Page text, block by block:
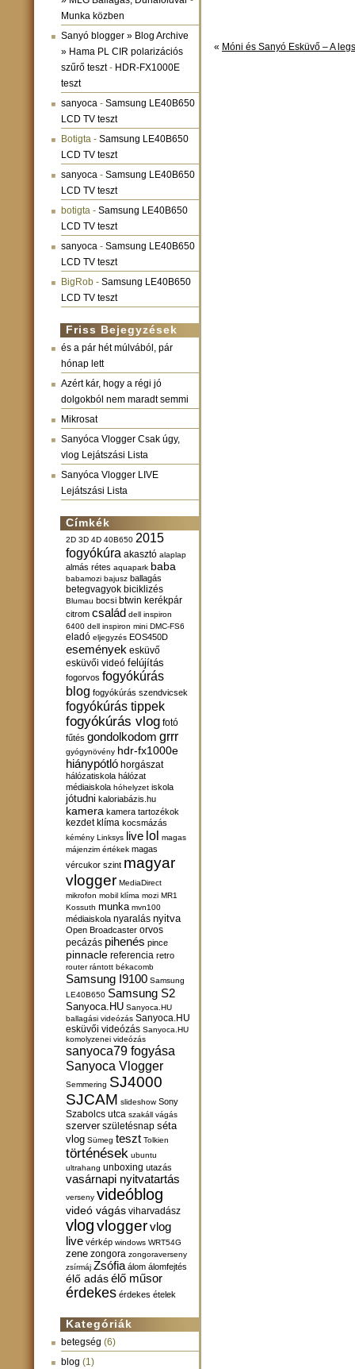
Munka közben
Sanyó blogger » Blog Archive
» Hama PL CIR polarizációs
szűrő teszt- HDR-FX1000E
teszt
sanyoca - Samsung LE40B650
LCD TV teszt
Botigta - Samsung LE40B650
LCD TV teszt
sanyoca - Samsung LE40B650
LCD TV teszt
botigta - Samsung LE40B650
LCD TV teszt
sanyoca - Samsung LE40B650
LCD TV teszt
BigRob - Samsung LE40B650
LCD TV teszt
Friss Bejegyzések
és a pár hét múlvából, pár
hónap lett
Azért kár, hogy a régi jó
dolgokból nem maradt semmi
Mikrosat
Sanyóca Vlogger Csak úgy,
vlog Lejátszási Lista
Sanyóca Vlogger LIVE
Lejátszási Lista
Címkék
2D 3D 4D 40B650 2015
fogyókúra akasztó alaplap
almás rétes aquapark baba
babamozi bajusz ballagás
betegvagyok biciklizés
Blumau bocsi btwin kerékpár
citrom család dell inspiron
6400 dell inspiron mini DMC-FS6
eladó eljegyzés EOS450D
események esküvő
esküvői videó felújítás
fogorvos fogyókúrás
blog fogyókúrás szendvicsek
fogyókúrás tippek
fogyókúrás vlog fotó
fűtés gondolkodom grrr
gyógynövény hdr-fx1000e
hiánypótló horgászat
hálózatiskola hálózat
médiaiskola hóhelyzet iskola
jótudni kaloriabázis.hu
kamera kamera tartozékok
kezdet klíma kocsmázás
kémény Linksys live lol magas
májenzim értékek magas
vércukor szint magyar
vlogger MediaDirect
mikrofon mobil klíma mozi MR1
Kossuth munka mvn100
médiaiskola nyaralás nyitva
Open Broadcaster orvos
pecázás pihenés pince
pinnacle referencia retro
router rántott békacomb
Samsung I9100 Samsung
LE40B650 Samsung S2
Sanyoca.HU Sanyoca.HU
ballagási videózás Sanyoca.HU
esküvői videózás Sanyoca.HU
komolyzenei videózás
sanyoca79 fogyása
Sanyoca Vlogger
Semmering SJ4000
SJCAM slideshow Sony
Szabolcs utca szakáll vágás
szerver születésnap séta
vlog Sümeg teszt Tolkien
történések ubuntu
ultrahang unboxing utazás
vasárnapi nyitvatartás
verseny videóblog
videó vágás viharvadász
vlogvloggervlog
live vérkép windows WRT54G
zene zongora zongoraverseny
zsírmáj Zsófia álom álomfejtés
élő adás élő műsor
érdekes érdekes ételek
Kategóriák
betegség (6)
blog (1)
« Móni és Sanyó Esküvő – A